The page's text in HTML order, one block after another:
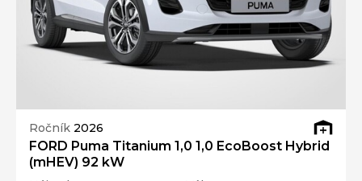
Ročník 2026
FORD Puma Titanium 1,0 1,0 EcoBoost Hybrid
(mHEV) 92 kW